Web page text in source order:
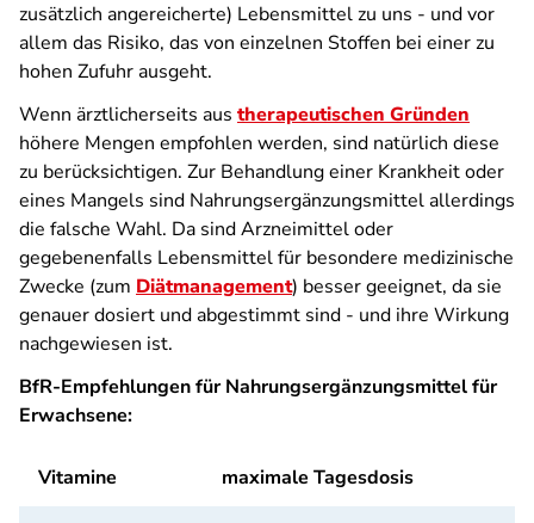
zusätzlich angereicherte) Lebensmittel zu uns - und vor
allem das Risiko, das von einzelnen Stoffen bei einer zu
hohen Zufuhr ausgeht.
Wenn ärztlicherseits aus therapeutischen Gründen
höhere Mengen empfohlen werden, sind natürlich diese
zu berücksichtigen. Zur Behandlung einer Krankheit oder
eines Mangels sind Nahrungsergänzungsmittel allerdings
die falsche Wahl. Da sind Arzneimittel oder
gegebenenfalls Lebensmittel für besondere medizinische
Zwecke (zum Diätmanagement) besser geeignet, da sie
genauer dosiert und abgestimmt sind - und ihre Wirkung
nachgewiesen ist.
BfR-Empfehlungen für Nahrungsergänzungsmittel für
Erwachsene:
Vitamine maximale Tagesdosis